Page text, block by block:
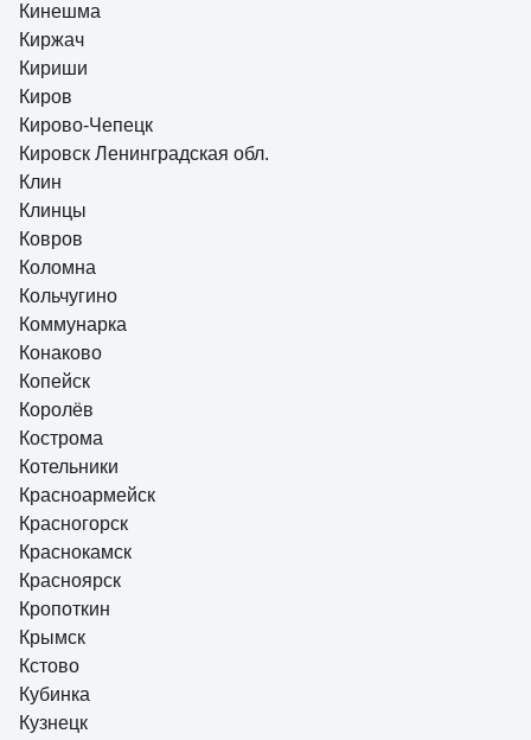
Кинешма
Киржач
Кириши
Киров
Кирово-Чепецк
Кировск Ленинградская обл.
Клин
Клинцы
Ковров
Коломна
Кольчугино
Коммунарка
Конаково
Копейск
Королёв
Кострома
Котельники
Красноармейск
Красногорск
Краснокамск
Красноярск
Кропоткин
Крымск
Кстово
Кубинка
Кузнецк